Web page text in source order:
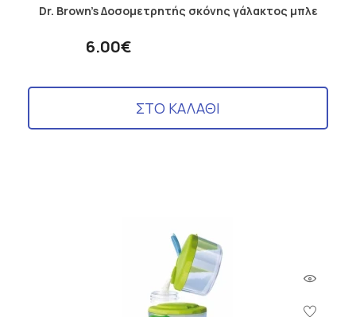
Dr. Brown's Δοσομετρητής σκόνης γάλακτος μπλε
6.00€
ΣΤΟ ΚΑΛΑΘΙ